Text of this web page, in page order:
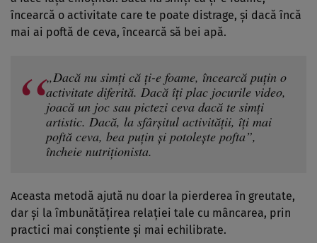
încearcă o activitate care te poate distrage, și dacă încă
mai ai poftă de ceva, încearcă să bei apă.
„Dacă nu simți că ți-e foame, încearcă puțin o
activitate diferită. Dacă îți plac jocurile video,
joacă un joc sau pictezi ceva dacă te simți
artistic. Dacă, la sfârșitul activității, îți mai
poftă ceva, bea puțin și potolește pofta”,
încheie nutriționista.
Aceasta metodă ajută nu doar la pierderea în greutate,
dar și la îmbunătățirea relației tale cu mâncarea, prin
practici mai conștiente și mai echilibrate.